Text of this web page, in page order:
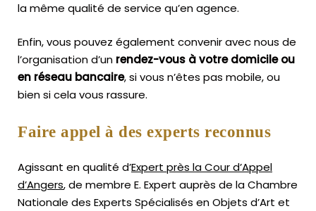
la même qualité de service qu’en agence.
Enfin, vous pouvez également convenir avec nous de
l’organisation d’un rendez-vous à votre domicile ou
en réseau bancaire, si vous n’êtes pas mobile, ou
bien si cela vous rassure.
Faire appel à des experts reconnus
Agissant en qualité d’Expert près la Cour d’Appel
d’Angers, de membre E. Expert auprès de laChambre
Nationale des Experts Spécialisés en Objets d’Art et